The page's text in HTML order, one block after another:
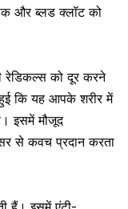
और ब्‍लड क्‍लॉट को
रेडिकल्‍स को दूर करने
कि यह आपके शरीर में
इसमें मौजूद
से कवच प्रदान करता